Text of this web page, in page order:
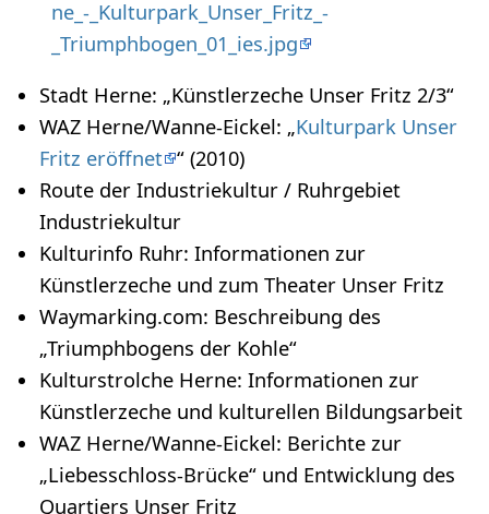
ne_-_Kulturpark_Unser_Fritz_-
_Triumphbogen_01_ies.jpg
Stadt Herne: „Künstlerzeche Unser Fritz 2/3“
WAZ Herne/Wanne-Eickel: „Kulturpark Unser
Fritz eröffnet “ (2010)
Route der Industriekultur / Ruhrgebiet
Industriekultur
Kulturinfo Ruhr: Informationen zur
Künstlerzeche und zum Theater Unser Fritz
Waymarking.com: Beschreibung des
„Triumphbogens der Kohle“
Kulturstrolche Herne: Informationen zur
Künstlerzeche und kulturellen Bildungsarbeit
WAZ Herne/Wanne-Eickel: Berichte zur
„Liebesschloss-Brücke“ und Entwicklung des
Quartiers Unser Fritz